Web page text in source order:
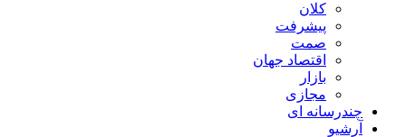
کلان
پیشرفت
صمت
اقتصاد جهان
بازار
مجازی
چندرسانه ای
آرشیو